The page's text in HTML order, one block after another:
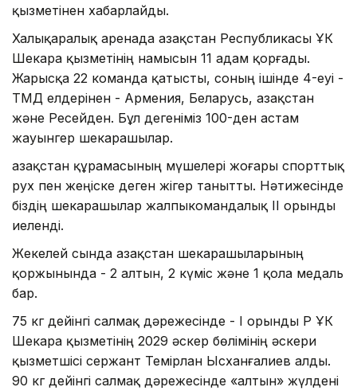
қызметінен хабарлайды.
Халықаралық аренада Қазақстан Республикасы ҰҚК
Шекара қызметінің намысын 11 адам қорғады.
Жарысқа 22 команда қатысты, соның ішінде 4-еуі -
ТМД елдерінен - Армения, Беларусь, Қазақстан
және Ресейден. Бұл дегеніміз 100-ден астам
жауынгер шекарашылар.
Қазақстан құрамасының мүшелері жоғары спорттық
рух пен жеңіске деген жігер танытты. Нәтижесінде
біздің шекарашылар жалпыкомандалық ІІ орынды
иеленді.
Жекелей сында Қазақстан шекарашыларының
қоржынында - 2 алтын, 2 күміс және 1 қола медаль
бар.
75 кг дейінгі салмақ дәрежесінде - I орынды ҚР ҰҚК
Шекара қызметінің 2029 әскер бөлімінің әскери
қызметшісі сержант Темірлан Ысханғалиев алды.
90 кг дейінгі салмақ дәрежесінде «алтын» жүлдені